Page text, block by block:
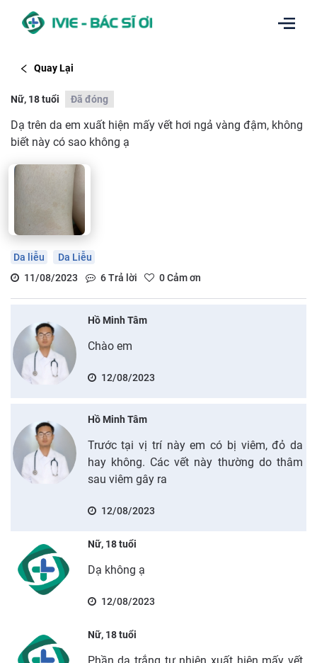
Quay Lại
Nữ, 18 tuổi Đã đóng
Dạ trên da em xuất hiện mấy vết hơi ngả vàng đậm, không
biết này có sao không ạ
Da liễu
Da Liễu
11/08/2023
6Trả lời 0Cảm ơn
Hồ Minh Tâm
Chào em
12/08/2023
Hồ Minh Tâm
Trước tại vị trí này em có bị viêm, đỏ da
hay không. Các vết này thường do thâm
sau viêm gây ra
12/08/2023
Nữ, 18 tuổi
Dạ không ạ
12/08/2023
Nữ, 18 tuổi
Phần da trắng tự nhiên xuất hiện mấy vết